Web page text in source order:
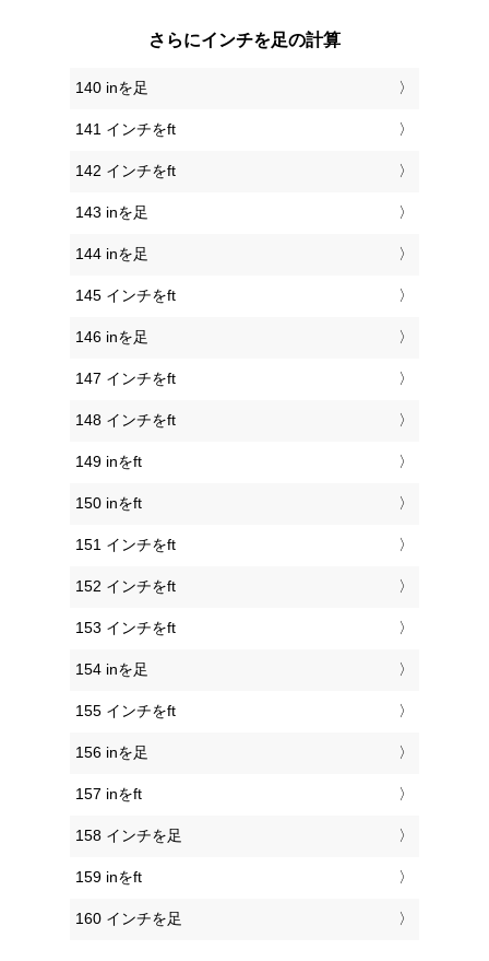
さらにインチを足の計算
140 inを足
141 インチをft
142 インチをft
143 inを足
144 inを足
145 インチをft
146 inを足
147 インチをft
148 インチをft
149 inをft
150 inをft
151 インチをft
152 インチをft
153 インチをft
154 inを足
155 インチをft
156 inを足
157 inをft
158 インチを足
159 inをft
160 インチを足